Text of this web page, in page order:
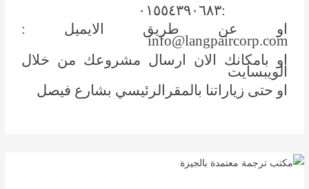
:٠١٥٥٤٣٩٠٦٨٣
او عن طريق الايميل :
info@langpaircorp.com
او بامكانك الان ارسال مشروعك من خلال
الويبسايت
او حتى زياراتنا بالمقرالرئيسي بشارع فيصل